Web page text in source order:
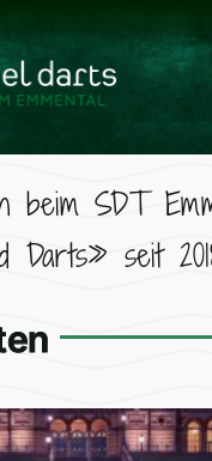
beim SDT
Darts» seit